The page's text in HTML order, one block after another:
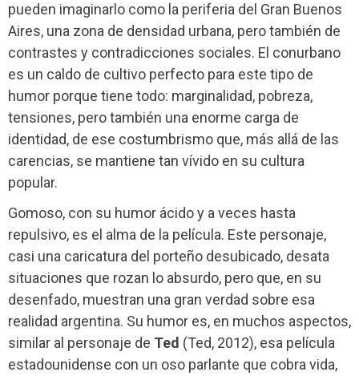
pueden imaginarlo como la periferia del Gran Buenos
Aires, una zona de densidad urbana, pero también de
contrastes y contradicciones sociales. El conurbano
es un caldo de cultivo perfecto para este tipo de
humor porque tiene todo: marginalidad, pobreza,
tensiones, pero también una enorme carga de
identidad, de ese costumbrismo que, más allá de las
carencias, se mantiene tan vívido en su cultura
popular.
Gomoso, con su humor ácido y a veces hasta
repulsivo, es el alma de la película. Este personaje,
casi una caricatura del porteño desubicado, desata
situaciones que rozan lo absurdo, pero que, en su
desenfado, muestran una gran verdad sobre esa
realidad argentina. Su humor es, en muchos aspectos,
similar al personaje de Ted (Ted, 2012), esa película
estadounidense con un oso parlante que cobra vida,